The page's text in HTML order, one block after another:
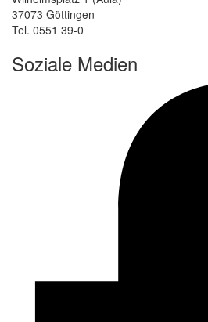
37073 Göttingen
Tel. 0551 39-0
Soziale Medien